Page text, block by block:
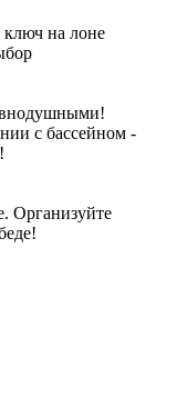
ключ на лоне
с бассейном -
Организуйте